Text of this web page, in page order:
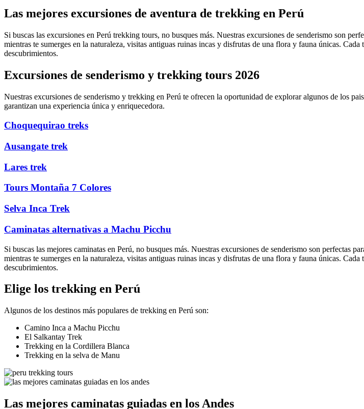
Las mejores excursiones de aventura de trekking en Perú
Si buscas las excursiones en Perú trekking tours, no busques más. Nuestras excursiones de senderismo son
mientras te sumerges en la naturaleza, visitas antiguas ruinas incas y disfrutas de una flora y fauna únicas.
descubrimientos.
Excursiones de senderismo y trekking tours 2026
Nuestras excursiones de senderismo y trekking en Perú te ofrecen la oportunidad de explorar algunos de los
garantizan una experiencia única y enriquecedora.
Choquequirao treks
Ausangate trek
Lares trek
Tours Montaña 7 Colores
Selva Inca Trek
Caminatas alternativas a Machu Picchu
Si buscas las mejores caminatas en Perú, no busques más. Nuestras excursiones de senderismo son perfectas
mientras te sumerges en la naturaleza, visitas antiguas ruinas incas y disfrutas de una flora y fauna únicas.
descubrimientos.
Elige los trekking en Perú
Algunos de los destinos más populares de trekking en Perú son:
Camino Inca a Machu Picchu
El Salkantay Trek
Trekking en la Cordillera Blanca
Trekking en la selva de Manu
Las mejores caminatas guiadas en los Andes